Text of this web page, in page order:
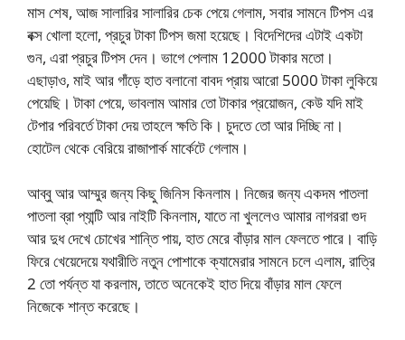
মাস শেষ, আজ সালারির সালারির চেক পেয়ে গেলাম, সবার সামনে টিপস এর
বক্স খোলা হলো, প্রচুর টাকা টিপস জমা হয়েছে। বিদেশিদের এটাই একটা
গুন, এরা প্রচুর টিপস দেন। ভাগে পেলাম 12000 টাকার মতো।
এছাড়াও, মাই আর গাঁড়ে হাত বলানো বাবদ প্রায় আরো 5000 টাকা লুকিয়ে
পেয়েছি। টাকা পেয়ে, ভাবলাম আমার তো টাকার প্রয়োজন, কেউ যদি মাই
টেপার পরিবর্তে টাকা দেয় তাহলে ক্ষতি কি। চুদতে তো আর দিচ্ছি না।
হোটেল থেকে বেরিয়ে রাজাপার্ক মার্কেটে গেলাম।
আব্বু আর আম্মুর জন্য কিছু জিনিস কিনলাম। নিজের জন্য একদম পাতলা
পাতলা ব্রা প্যান্টি আর নাইটি কিনলাম, যাতে না খুললেও আমার নাগররা গুদ
আর দুধ দেখে চোখের শান্তি পায়, হাত মেরে বাঁড়ার মাল ফেলতে পারে। বাড়ি
ফিরে খেয়েদেয়ে যথারীতি নতুন পোশাকে ক্যামেরার সামনে চলে এলাম, রাত্রি
2 তো পর্যন্ত যা করলাম, তাতে অনেকেই হাত দিয়ে বাঁড়ার মাল ফেলে
নিজেকে শান্ত করেছে।